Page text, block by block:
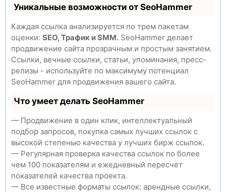
Уникальные возможности от SeoHammer
Каждая ссылка анализируется по трем пакетам
оценки: SEO, Трафик и SMM. SeoHammer делает
продвижение сайта прозрачным и простым занятием.
Ссылки, вечные ссылки, статьи, упоминания, пресс-
релизы - используйте по максимуму потенциал
SeoHammer для продвижения вашего сайта.
Что умеет делать SeoHammer
— Продвижение в один клик, интеллектуальный
подбор запросов, покупка самых лучших ссылок с
высокой степенью качества у лучших бирж ссылок.
— Регулярная проверка качества ссылок по более
чем 100 показателям и ежедневный пересчет
показателей качества проекта.
— Все известные форматы ссылок: арендные ссылки,